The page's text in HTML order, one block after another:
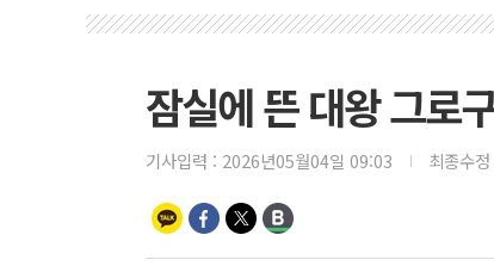
잠실에 뜬 대왕 그로
기사입력 : 2026년05월04일 09:03 최종수